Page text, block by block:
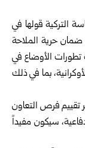
التركية قولها في
ضمان حرية الملاحة
تطورات الأوضاع في
بما في ذلك
تقييم فرص التعاون
سيكون مفيداً